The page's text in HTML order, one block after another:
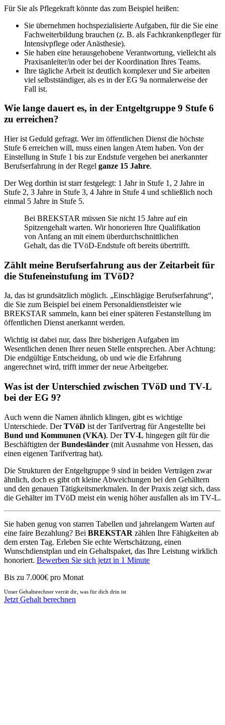
Für Sie als Pflegekraft könnte das zum Beispiel heißen:
Sie übernehmen hochspezialisierte Aufgaben, für die Sie eine
Fachweiterbildung brauchen (z. B. als Fachkrankenpfleger für
Intensivpflege oder Anästhesie).
Sie haben eine herausgehobene Verantwortung, vielleicht als
Praxisanleiter/in oder bei der Koordination Ihres Teams.
Ihre tägliche Arbeit ist deutlich komplexer und Sie arbeiten
viel selbstständiger, als es in der EG 9a normalerweise der
Fall ist.
Wie lange dauert es, in der Entgeltgruppe 9 Stufe 6
zu erreichen?
Hier ist Geduld gefragt. Wer im öffentlichen Dienst die höchste
Stufe 6 erreichen will, muss einen langen Atem haben. Von der
Einstellung in Stufe 1 bis zur Endstufe vergehen bei anerkannter
Berufserfahrung in der Regel ganze 15 Jahre.
Der Weg dorthin ist starr festgelegt: 1 Jahr in Stufe 1, 2 Jahre in
Stufe 2, 3 Jahre in Stufe 3, 4 Jahre in Stufe 4 und schließlich noch
einmal 5 Jahre in Stufe 5.
Bei BREKSTAR müssen Sie nicht 15 Jahre auf ein
Spitzengehalt warten. Wir honorieren Ihre Qualifikation
von Anfang an mit einem überdurchschnittlichen
Gehalt, das die TVöD-Endstufe oft bereits übertrifft.
Zählt meine Berufserfahrung aus der Zeitarbeit für
die Stufeneinstufung im TVöD?
Ja, das ist grundsätzlich möglich. „Einschlägige Berufserfahrung“,
die Sie zum Beispiel bei einem Personaldienstleister wie
BREKSTAR sammeln, kann bei einer späteren Festanstellung im
öffentlichen Dienst anerkannt werden.
Wichtig ist dabei nur, dass Ihre bisherigen Aufgaben im
Wesentlichen denen Ihrer neuen Stelle entsprechen. Aber Achtung:
Die endgültige Entscheidung, ob und wie die Erfahrung
angerechnet wird, trifft immer der neue Arbeitgeber.
Was ist der Unterschied zwischen TVöD und TV‑L
bei der EG 9?
Auch wenn die Namen ähnlich klingen, gibt es wichtige
Unterschiede. DerTVöD ist der Tarifvertrag für Angestellte bei
Bund und Kommunen (VKA). DerTV‑L hingegen gilt für die
Beschäftigten derBundesländer (mit Ausnahme von Hessen, das
einen eigenen Tarifvertrag hat).
Die Strukturen der Entgeltgruppe 9 sind in beiden Verträgen zwar
ähnlich, doch es gibt oft kleine Abweichungen bei den Gehältern
und den genauen Tätigkeitsmerkmalen. In der Praxis zeigt sich, dass
die Gehälter im TVöD meist ein wenig höher ausfallen als im TV‑L.
Sie haben genug von starren Tabellen und jahrelangem Warten auf
eine faire Bezahlung? Bei BREKSTAR zählen Ihre Fähigkeiten ab
dem ersten Tag. Erleben Sie echte Wertschätzung, einen
Wunschdienstplan und ein Gehaltspaket, das Ihre Leistung wirklich
honoriert. Bewerben Sie sich jetzt in 1 Minute
Bis zu 7.000€ pro Monat
Unser Gehaltsrechner verrät dir, was für dich drin ist
Jetzt Gehalt berechnen